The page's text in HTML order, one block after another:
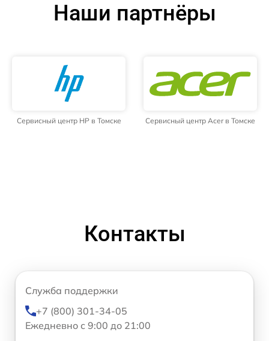
Наши партнёры
Сервисный центр HP в Томске Сервисный центр Acer в Томске
Контакты
Служба поддержки
+7 (800) 301-34-05
Ежедневно с 9:00 до 21:00